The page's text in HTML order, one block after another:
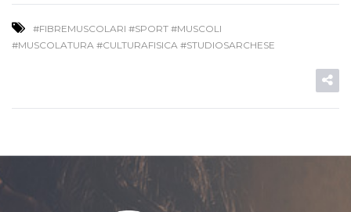
#FIBREMUSCOLARI #SPORT #MUSCOLI
#MUSCOLATURA #CULTURAFISICA #STUDIOSARCHESE